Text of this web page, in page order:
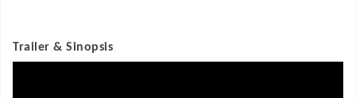
Trailer & Sinopsis